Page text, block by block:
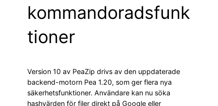
kommandoradsfunk
tioner
Version 10 av PeaZip drivs av den uppdaterade
backend-motorn Pea 1.20, som ger flera nya
säkerhetsfunktioner. Användare kan nu söka
hashvärden för filer direkt på Google eller